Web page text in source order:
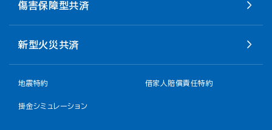
傷害保障型共済
新型火災共済
地震特約 借家人賠償責任特約
掛金シミュレーション